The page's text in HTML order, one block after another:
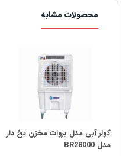
محصولات مشابه
کولر آبی مدل بروات مخزن یخ دار
مدل BR28000